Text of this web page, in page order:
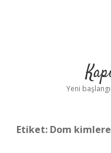
Yeni
Etiket: Dom